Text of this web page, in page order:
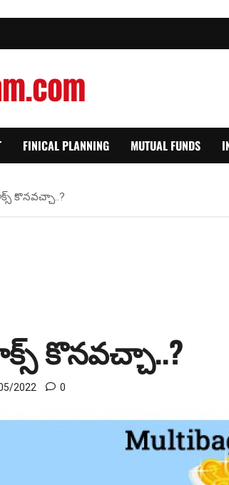
FINICAL PLANNING MUTUAL FUNDS
కొనవచ్చా..?
కొనవచ్చా..?
2022 0